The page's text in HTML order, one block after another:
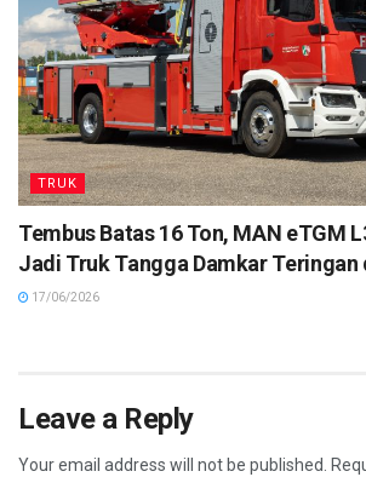
TRUK
Tembus Batas 16 Ton, MAN eTGM
Jadi Truk Tangga Damkar Teringan
17/06/2026
Leave a Reply
Your email address will not be published.